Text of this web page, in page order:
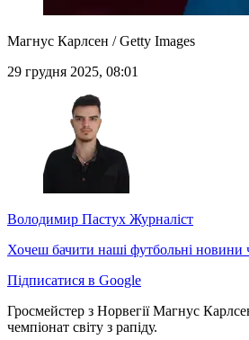
Магнус Карлсен / Getty Images
29 грудня 2025, 08:01
Володимир Пастух Журналіст
Хочеш бачити наші футбольні новини
Підписатися в Google
Гросмейстер з Норвегії Магнус
чемпіонат світу з рапіду.